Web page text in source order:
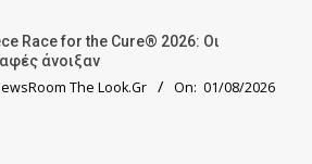
Race for the Cure® 2026: Οι
άνοιξαν
The Look.Gr On: 01/08/2026